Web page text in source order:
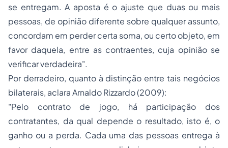
se entregam. A aposta é o ajuste que duas ou mais
pessoas, de opinião diferente sobre qualquer assunto,
concordam em perder certa soma, ou certo objeto, em
favor daquela, entre as contraentes, cuja opinião se
verificar verdadeira".
Por derradeiro, quanto à distinção entre tais negócios
bilaterais, aclara Arnaldo Rizzardo (2009):
"Pelo contrato de jogo, há participação dos
contratantes, da qual depende o resultado, isto é, o
ganho ou a perda. Cada uma das pessoas entrega à